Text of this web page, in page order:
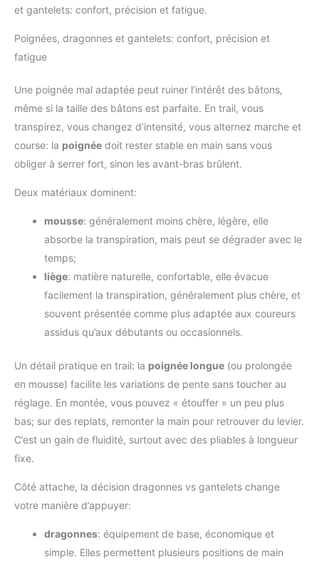
et gantelets: confort, précision et fatigue.
Poignées, dragonnes et gantelets: confort, précision et
fatigue
Une poignée mal adaptée peut ruiner l’intérêt des bâtons,
même si la taille des bâtons est parfaite. En trail, vous
transpirez, vous changez d’intensité, vous alternez marche et
course: la poignée doit rester stable en main sans vous
obliger à serrer fort, sinon les avant-bras brûlent.
Deux matériaux dominent:
mousse: généralement moins chère, légère, elle
absorbe la transpiration, mais peut se dégrader avec le
temps;
liège: matière naturelle, confortable, elle évacue
facilement la transpiration, généralement plus chère, et
souvent présentée comme plus adaptée aux coureurs
assidus qu’aux débutants ou occasionnels.
Un détail pratique en trail: la poignée longue (ou prolongée
en mousse) facilite les variations de pente sans toucher au
réglage. En montée, vous pouvez « étouffer » un peu plus
bas; sur des replats, remonter la main pour retrouver du levier.
C’est un gain de fluidité, surtout avec des pliables à longueur
fixe.
Côté attache, la décision dragonnes vs gantelets change
votre manière d’appuyer:
dragonnes: équipement de base, économique et
simple. Elles permettent plusieurs positions de main